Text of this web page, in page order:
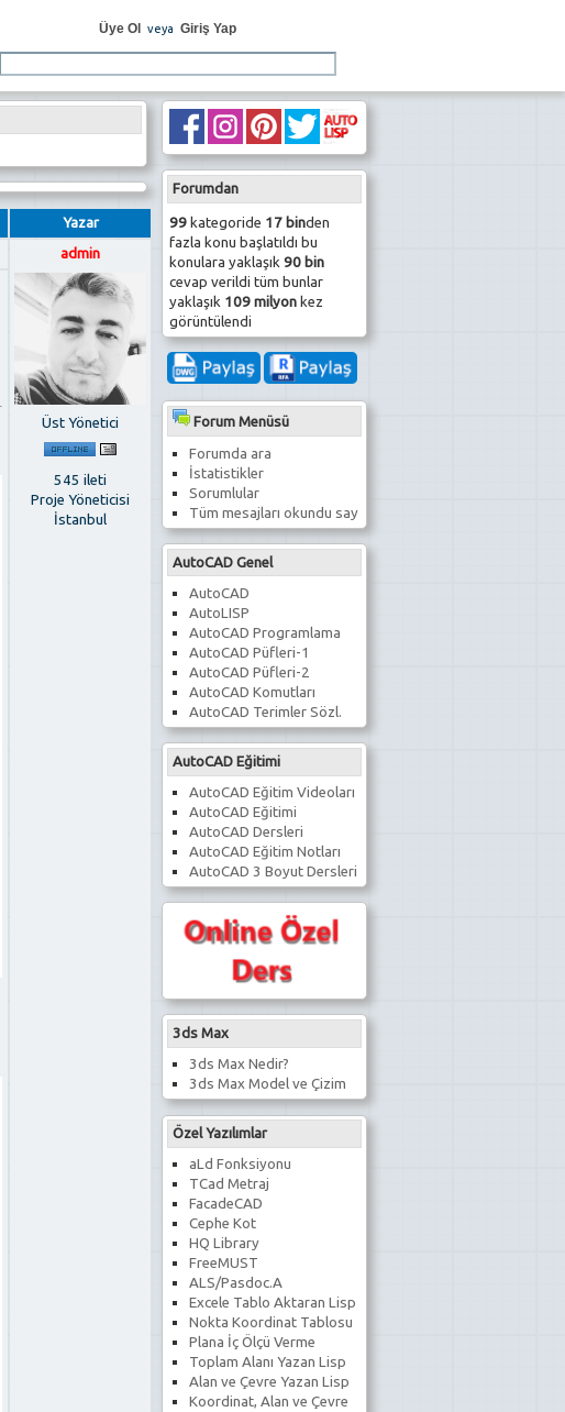
Üye Ol veya Giriş Yap
Forumdan
99kategoride 17 binden
fazla konu başlatıldı bu
konulara yaklaşık 90 bin
cevap verildi tüm bunlar
yaklaşık 109 milyonkez
görüntülendi
Forum Menüsü
Forumda ara
İstatistikler
Sorumlular
Tüm mesajları okundu say
AutoCAD Genel
AutoCAD
AutoLISP
AutoCAD Programlama
AutoCAD Püfleri-1
AutoCAD Püfleri-2
AutoCAD Komutları
AutoCAD Terimler Sözl.
AutoCAD Eğitimi
AutoCAD Eğitim Videoları
AutoCAD Eğitimi
AutoCAD Dersleri
AutoCAD Eğitim Notları
AutoCAD 3 Boyut Dersleri
3ds Max
3ds Max Nedir?
3ds Max Model ve Çizim
Özel Yazılımlar
aLd Fonksiyonu
TCad Metraj
FacadeCAD
Cephe Kot
HQ Library
FreeMUST
ALS/Pasdoc.A
Excele Tablo Aktaran Lisp
Nokta Koordinat Tablosu
Plana İç Ölçü Verme
Toplam Alanı Yazan Lisp
Alan ve Çevre Yazan Lisp
Koordinat, Alan ve Çevre
Yazar
admin
Üst Yönetici
545 ileti
Proje Yöneticisi
İstanbul